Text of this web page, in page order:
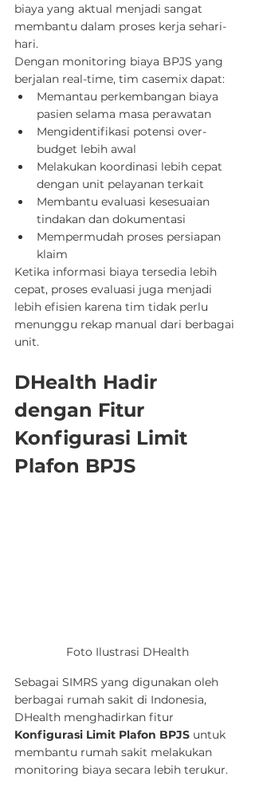
biaya yang aktual menjadi sangat
membantu dalam proses kerja sehari-
hari.
Dengan monitoring biaya BPJS yang
berjalan real-time, tim casemix dapat:
Memantau perkembangan biaya
pasien selama masa perawatan
Mengidentifikasi potensi over-
budget lebih awal
Melakukan koordinasi lebih cepat
dengan unit pelayanan terkait
Membantu evaluasi kesesuaian
tindakan dan dokumentasi
Mempermudah proses persiapan
klaim
Ketika informasi biaya tersedia lebih
cepat, proses evaluasi juga menjadi
lebih efisien karena tim tidak perlu
menunggu rekap manual dari berbagai
unit.
DHealth Hadir
dengan Fitur
Konfigurasi Limit
Plafon BPJS
Foto Ilustrasi DHealth
Sebagai SIMRS yang digunakan oleh
berbagai rumah sakit di Indonesia,
DHealth menghadirkan fitur
Konfigurasi Limit Plafon BPJS untuk
membantu rumah sakit melakukan
monitoring biaya secara lebih terukur.